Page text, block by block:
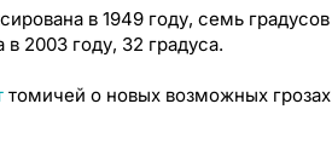
в 1949 году, семь градусов
2003 году, 32 градуса.
томичей о новых возможных грозах